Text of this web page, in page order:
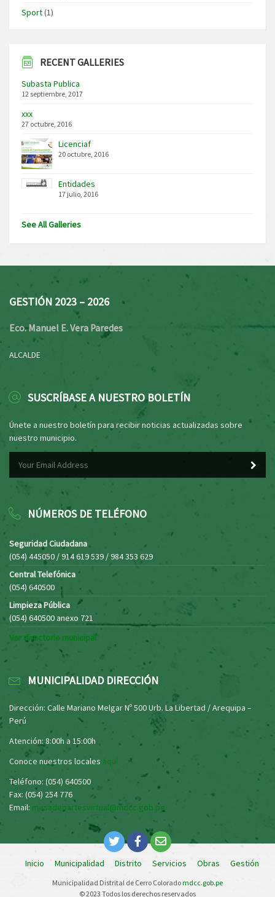
Sport(1)
RECENT GALLERIES
Subasta Publica
12 septiembre, 2017
xxx
27 octubre, 2016
Licenciaf
20 octubre, 2016
Entidades
17 julio, 2016
See All Galleries
GESTIÓN 2023 – 2026
Eco. Manuel E. Vera Paredes
ALCALDE
SUSCRÍBASE A NUESTRO BOLETÍN
Únete a nuestro boletín para recibir noticias actualizadas sobre
nuestro municipio.
NÚMEROS DE TELÉFONO
Seguridad Ciudadana
(054) 445050 / 914 619 539 / 984 353 629
Central Telefónica
(054) 640500
Limpieza Pública
(054) 640500 anexo 721
Ver directorio municipal
MUNICIPALIDAD DIRECCIÓN
Dirección: Calle Mariano Melgar Nº 500 Urb. La Libertad / Arequipa –
Perú
Atención: 8:00h a 15:00h
Conoce nuestros locales aquí
Teléfono: (054) 640500
Fax: (054) 254 776
Email: mesadepartesvirtual@mdcc.gob.pe
Inicio Municipalidad Distrito Servicios Obras Gestión
Municipalidad Distrital de Cerro Coloradomdcc.gob.pe
© 2023 Todos los derechos reservados